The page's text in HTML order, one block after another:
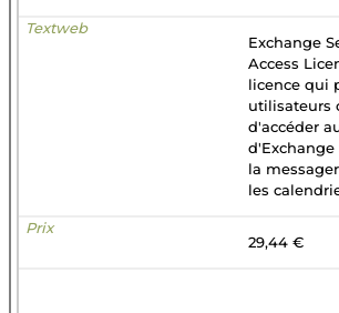
Exchange
Access
licence qui
utilisateurs
d'accéder
d'Exchange
la
les
29,44 €